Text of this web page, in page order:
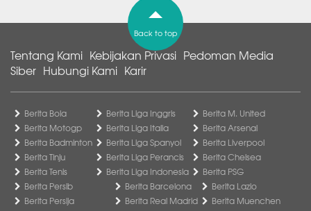
Back to top
Tentang Kami Kebijakan Privasi Pedoman Media
Siber Hubungi Kami Karir
Berita Bola
Berita Motogp
Berita Badminton
Berita Tinju
Berita Tenis
Berita Liga Inggris
Berita Liga Italia
Berita Liga Spanyol
Berita Liga Perancis
Berita Liga Indonesia
Berita M. United
Berita Arsenal
Berita Liverpool
Berita Chelsea
Berita PSG
Berita Persib
Berita Persija
Berita Barcelona
Berita Real Madrid
Berita Lazio
Berita Muenchen